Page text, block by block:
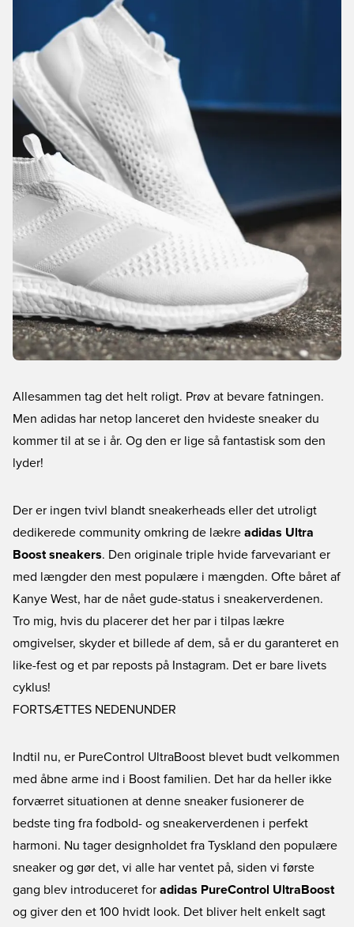
Allesammen tag det helt roligt. Prøv at bevare fatningen.
Men adidas har netop lanceret den hvideste sneaker du
kommer til at se i år. Og den er lige så fantastisk som den
lyder!
Der er ingen tvivl blandt sneakerheads eller det utroligt
dedikerede community omkring de lækre adidas Ultra
Boost sneakers. Den originale triple hvide farvevariant er
med længder den mest populære i mængden. Ofte båret af
Kanye West, har de nået gude-status i sneakerverdenen.
Tro mig, hvis du placerer det her par i tilpas lækre
omgivelser, skyder et billede af dem, så er du garanteret en
like-fest og et par reposts på Instagram. Det er bare livets
cyklus!
FORTSÆTTES NEDENUNDER
Indtil nu, er PureControl UltraBoost blevet budt velkommen
med åbne arme ind i Boost familien. Det har da heller ikke
forværret situationen at denne sneaker fusionerer de
bedste ting fra fodbold- og sneakerverdenen i perfekt
harmoni. Nu tager designholdet fra Tyskland den populære
sneaker og gør det, vi alle har ventet på, siden vi første
gang blev introduceret for adidas PureControl UltraBoost
og giver den et 100 hvidt look. Det bliver helt enkelt sagt